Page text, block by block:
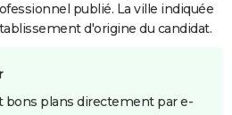
publié. La ville indiquée
d'origine du candidat.
bons plans directement par e-